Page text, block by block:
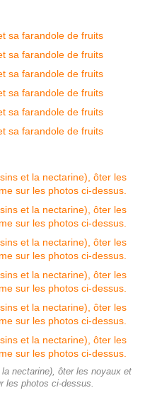
nectarine), ôter les noyaux et
les photos ci-dessus.